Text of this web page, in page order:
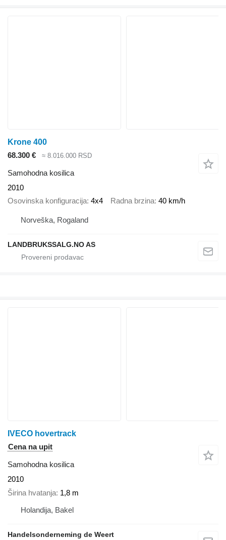
Krone 400
68.300 €
≈ 8.016.000 RSD
Samohodna kosilica
2010
Osovinska konfiguracija 4x4 Radna brzina 40 km/h
Norveška, Rogaland
LANDBRUKSSALG.NO AS
IVECO hovertrack
Cena na upit
Samohodna kosilica
2010
Širina hvatanja 1,8 m
Holandija, Bakel
Handelsonderneming de Weert